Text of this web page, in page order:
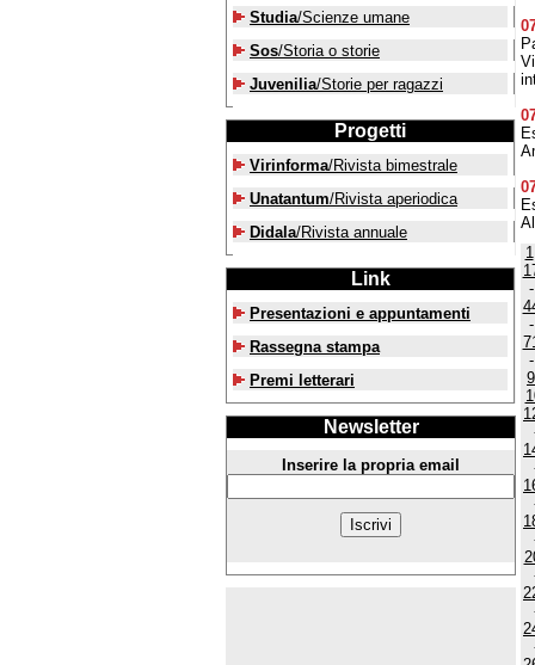
Studia/Scienze umane
Sos/Storia o storie
Juvenilia/Storie per ragazzi
Progetti
Virinforma/Rivista bimestrale
Unatantum/Rivista aperiodica
Didala/Rivista annuale
Link
Presentazioni e appuntamenti
Rassegna stampa
Premi letterari
Newsletter
Inserire la propria email
1